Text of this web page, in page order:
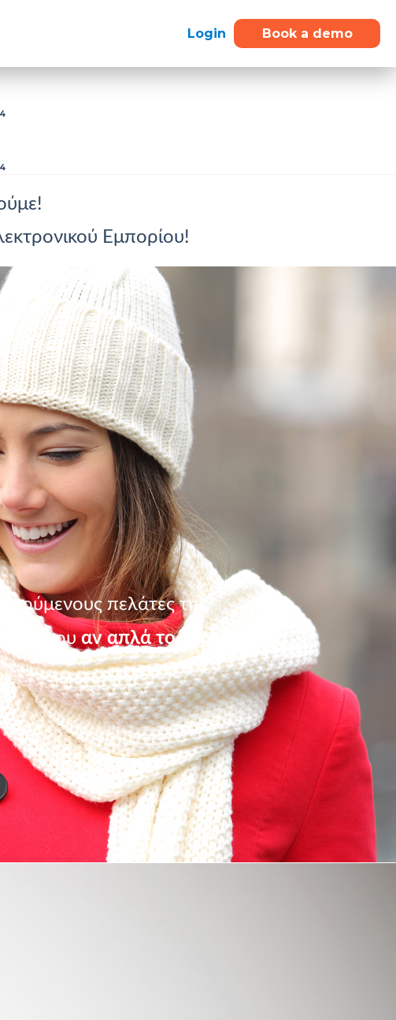
Login Book a demo
Εμπορίου!
πελάτες της
τουαν απλά το ζητήσεις!